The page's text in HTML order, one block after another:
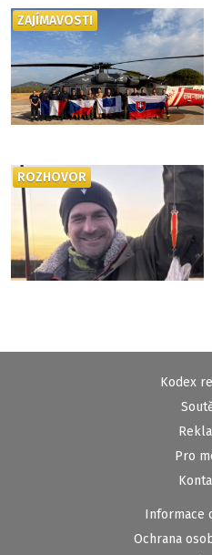
ZAJÍMAVOSTI
ROZHOVOR
Kodex
Pro
Informace
Ochrana